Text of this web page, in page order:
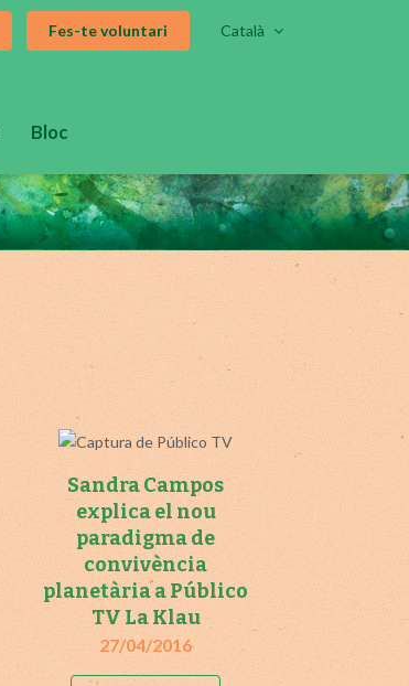
Fes-te voluntari Català
Bloc
Sandra Campos
explica el nou
paradigma de
convivència
planetària a Público
TV La Klau
27/04/2016